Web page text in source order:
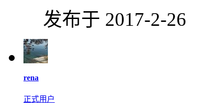
发布于 2017-2-26
rena
正式用户